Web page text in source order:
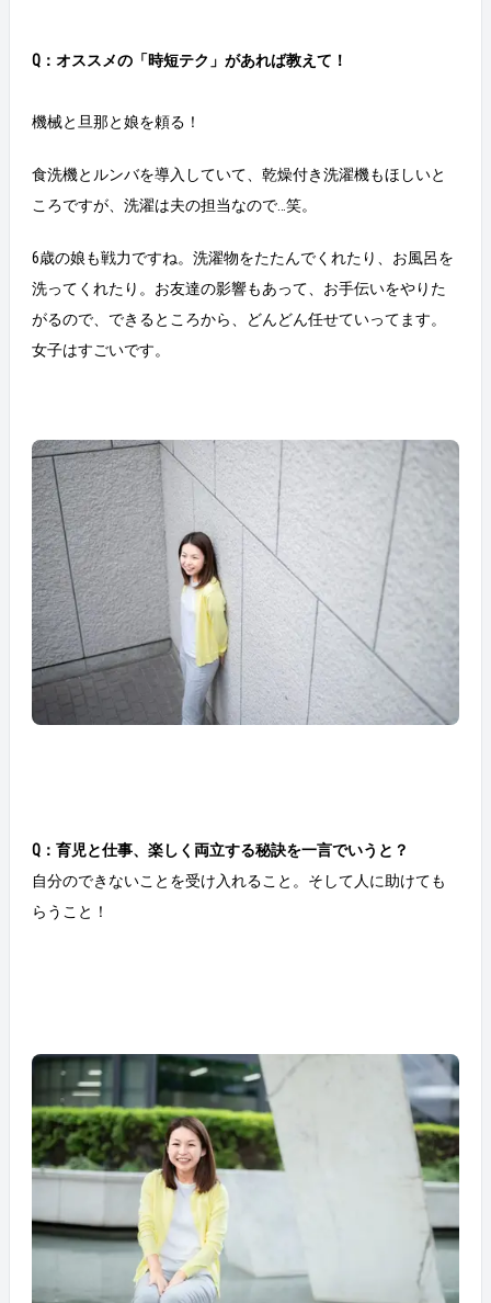
Q：オススメの「時短テク」があれば教えて！
機械と旦那と娘を頼る！
食洗機とルンバを導入していて、乾燥付き洗濯機もほしいと
ころですが、洗濯は夫の担当なので…笑。
6歳の娘も戦力ですね。洗濯物をたたんでくれたり、お風呂を
洗ってくれたり。お友達の影響もあって、お手伝いをやりた
がるので、できるところから、どんどん任せていってます。
女子はすごいです。
Q：育児と仕事、楽しく両立する秘訣を一言でいうと？
自分のできないことを受け入れること。そして人に助けても
らうこと！